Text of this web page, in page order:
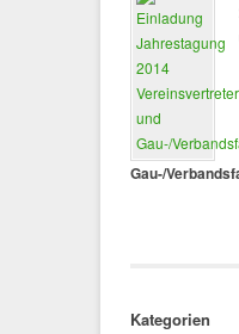
Gau-/
Kategorien